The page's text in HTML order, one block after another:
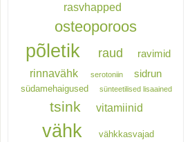
rasvhapped
osteoporoos
põletik raud ravimid
rinnavähk serotoniin sidrun
südamehaigused sünteetilised lisaained
tsink vitamiinid
vähk vähkkasvajad